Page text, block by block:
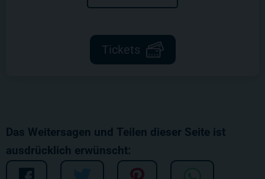
Tickets
Das Weitersagen und Teilen dieser Seite ist
ausdrücklich erwünscht: